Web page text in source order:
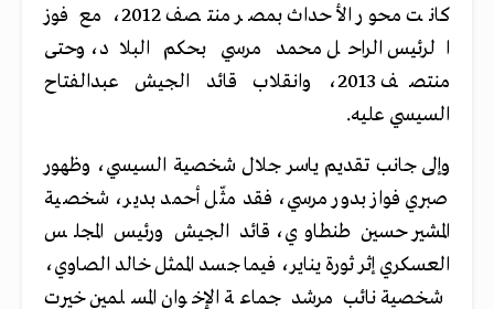
كانت محور الأحداث بمصر منتصف 2012، مع فوز
الرئيس الراحل محمد مرسي بحكم البلاد، وحتى
منتصف 2013، وانقلاب قائد الجيش عبدالفتاح
السيسي عليه.
وإلى جانب تقديم ياسر جلال شخصية السيسي، وظهور
صبري فواز بدور مرسي، فقد مثّل أحمد بدير، شخصية
المشير حسين طنطاوي، قائد الجيش ورئيس المجلس
العسكري إثر ثورة يناير، فيما جسد الممثل خالد الصاوي،
شخصية نائب مرشد جماعة الإخوان المسلمين خيرت